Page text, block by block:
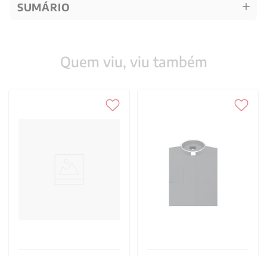
SUMÁRIO
Quem viu, viu também